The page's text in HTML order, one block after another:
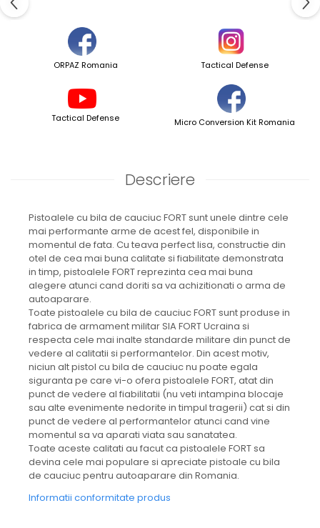
ORPAZ Romania Tactical Defense
Tactical Defense Micro Conversion Kit Romania
Descriere
Pistoalele cu bila de cauciuc FORT sunt unele dintre cele
mai performante arme de acest fel, disponibile in
momentul de fata. Cu teava perfect lisa, constructie din
otel de cea mai buna calitate si fiabilitate demonstrata
in timp, pistoalele FORT reprezinta cea mai buna
alegere atunci cand doriti sa va achizitionati o arma de
autoaparare.
Toate pistoalele cu bila de cauciuc FORT sunt produse in
fabrica de armament militar SIA FORT Ucraina si
respecta cele mai inalte standarde militare din punct de
vedere al calitatii si performantelor. Din acest motiv,
niciun alt pistol cu bila de cauciuc nu poate egala
siguranta pe care vi-o ofera pistoalele FORT, atat din
punct de vedere al fiabilitatii (nu veti intampina blocaje
sau alte evenimente nedorite in timpul tragerii) cat si din
punct de vedere al performantelor atunci cand vine
momentul sa va aparati viata sau sanatatea.
Toate aceste calitati au facut ca pistoalele FORT sa
devina cele mai populare si apreciate pistoale cu bila
de cauciuc pentru autoaparare din Romania.
Informatii conformitate produs